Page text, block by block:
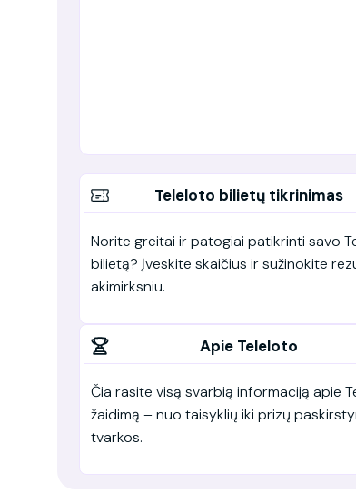
Teleloto bilietų tikrinimas
Norite greitai ir patogiai patikrinti savo
bilietą? Įveskite skaičius ir sužinokite
akimirksniu.
Apie Teleloto
Čia rasite visą svarbią informaciją apie
žaidimą – nuo taisyklių iki prizų
tvarkos.